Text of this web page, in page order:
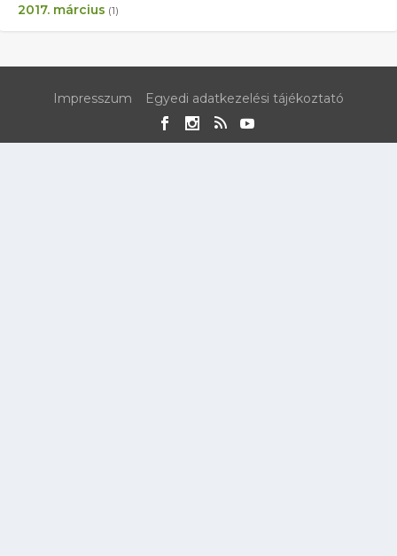
2017. március (1)
Impresszum Egyedi adatkezelési tájékoztató